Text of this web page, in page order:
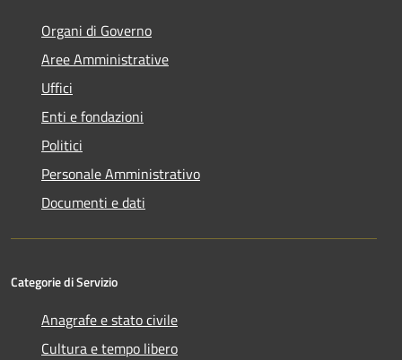
Organi di Governo
Aree Amministrative
Uffici
Enti e fondazioni
Politici
Personale Amministrativo
Documenti e dati
Categorie di Servizio
Anagrafe e stato civile
Cultura e tempo libero